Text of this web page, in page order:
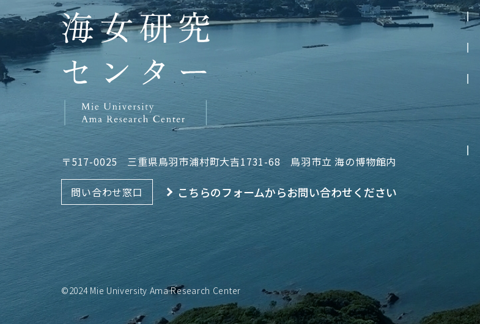
〒517-0025 三重県鳥羽市浦村町大吉1731-68 鳥羽市立 海の博物館内
問い合わせ窓口 こちらのフォームからお問い合わせください
©2024 Mie University Ama Research Center